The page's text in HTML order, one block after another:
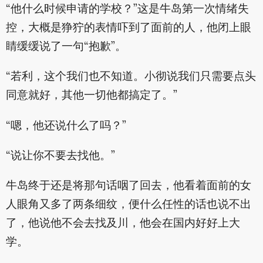
“他什么时候申请的学校？”这是牛岛第一次情绪失
控，大概是狰狞的表情吓到了面前的人，他闭上眼
睛缓缓说了一句“抱歉”。
“若利，这个我们也不知道。小彻说我们只需要点头
同意就好，其他一切他都搞定了。”
“嗯，他还说什么了吗？”
“说让你不要去找他。”
牛岛终于还是将那句话咽了回去，他看着面前的女
人眼角又多了两条细纹，便什么任性的话也说不出
了，他说他不会去找及川，他会在国内好好上大
学。